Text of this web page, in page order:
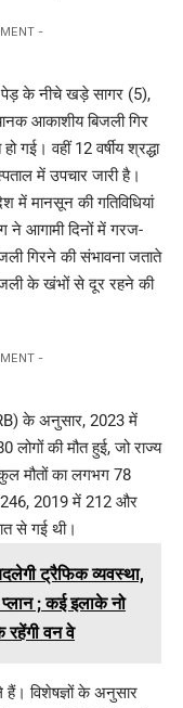
-
पेड़ के नीचे खड़े सागर (5),
आकाशीय बिजली गिर
गई। वहीं 12 वर्षीय श्रद्धा
में उपचार जारी है।
मानसून की गतिविधियां
ने आगामी दिनों में गरज-
गिरने की संभावना जताते
के खंभों से दूर रहने की
-
के अनुसार, 2023 में
की मौत हुई, जो राज्य
मौतों का लगभग 78
2019 में 212 और
से गई थी।
ट्रैफिक व्यवस्था,
प्लान ; कई इलाके नो
वन वे
विशेषज्ञों के अनुसार